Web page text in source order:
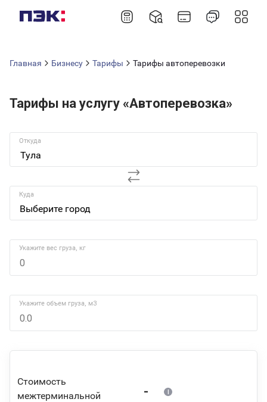
Главная Бизнесу Тарифы Тарифы автоперевозки
Тарифы на услугу «Автоперевозка»
Откуда
Тула
Куда
Укажите вес груза, кг
Укажите объем груза, м3
Стоимость
межтерминальной
-